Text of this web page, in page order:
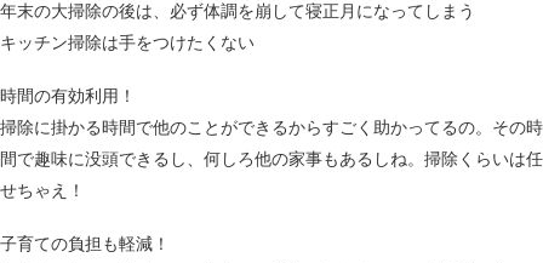
年末の大掃除の後は、必ず体調を崩して寝正月になってしまう
キッチン掃除は手をつけたくない
時間の有効利用！
掃除に掛かる時間で他のことができるからすごく助かってるの。その時
間で趣味に没頭できるし、何しろ他の家事もあるしね。掃除くらいは任
せちゃえ！
子育ての負担も軽減！